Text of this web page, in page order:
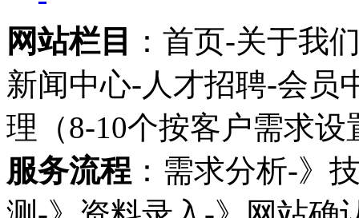
网站栏目
：首页-关于我
新闻中心-人才招聘-会员
理（8-10个按客户需求设
服务流程 ：需求分析-》